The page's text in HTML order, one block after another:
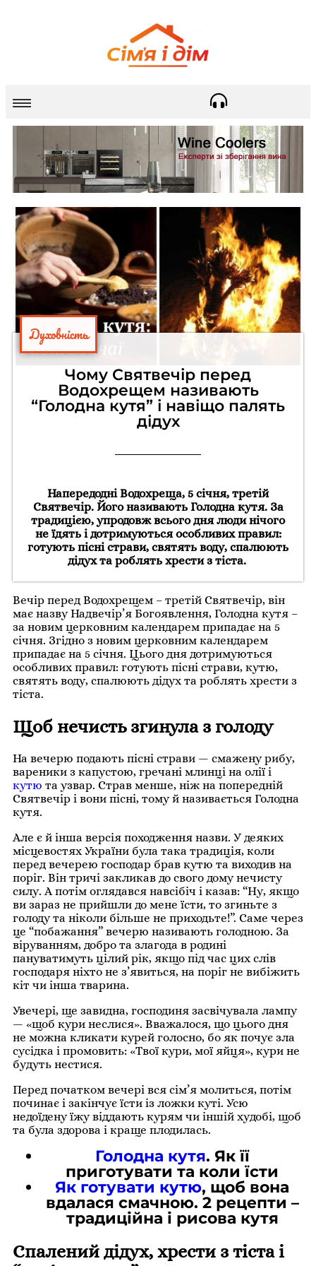
Духовність
Чому Святвечір перед
Водохрещем називають
“Голодна кутя” і навіщо палять
дідух
Напередодні Водохреща, 5 січня, третій
Святвечір. Його називають Голодна кутя. За
традицією, упродовж всього дня люди нічого
не їдять і дотримуються особливих правил:
готують пісні страви, святять воду, спалюють
дідух та роблять хрести з тіста.
Вечір перед Водохрещем – третій Святвечір, він
має назву Надвечір’я Богоявлення, Голодна кутя –
за новим церковним календарем припадає на 5
січня. Згідно з новим церковним календарем
припадає на 5 січня. Цього дня дотримуються
особливих правил: готують пісні страви, кутю,
святять воду, спалюють дідух та роблять хрести з
тіста.
Щоб нечисть згинула з голоду
На вечерю подають пісні страви — смажену рибу,
вареники з капустою, гречані млинці на олії і
кутю та узвар. Страв менше, ніж на попередній
Святвечір і вони пісні, тому й називається Голодна
кутя.
Але є й інша версія походження назви. У деяких
місцевостях України була така традиція, коли
перед вечерею господар брав кутю та виходив на
поріг. Він тричі закликав до свого дому нечисту
силу. А потім оглядався навсібіч і казав: “Ну, якщо
ви зараз не прийшли до мене їсти, то згиньте з
голоду та ніколи більше не приходьте!”. Саме через
це “побажання” вечерю називають голодною. За
віруванням, добро та злагода в родині
пануватимуть цілий рік, якщо під час цих слів
господаря ніхто не з’явиться, на поріг не вибіжить
кіт чи інша тварина.
Увечері, ще завидна, господиня засвічувала лампу
— «щоб кури неслися». Вважалося, що цього дня
не можна кликати курей голосно, бо як почує зла
сусідка і промовить: «Твої кури, мої яйця», кури не
будуть нестися.
Перед початком вечері вся сім’я молиться, потім
починає і закінчує їсти із ложки куті. Усю
недоїдену їжу віддають курям чи іншій худобі, щоб
та була здорова і краще плодилась.
Голодна кутя. Як її
приготувати та коли їсти
Як готувати кутю, щоб вона
вдалася смачною. 2 рецепти –
традиційна і рисова кутя
Спалений дідух, хрести з тіста і